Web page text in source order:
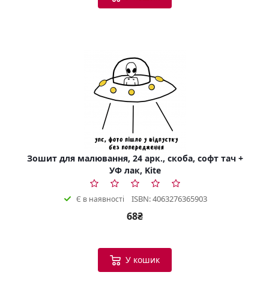
Зошит для малювання, 24 арк., скоба, софт тач +
УФ лак, Kite
Є в наявності ISBN: 4063276365903
68₴
У кошик